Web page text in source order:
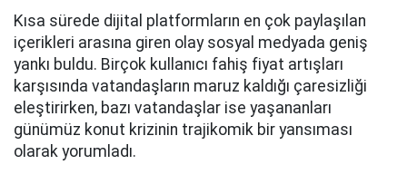
Kısa sürede dijital platformların en çok paylaşılan
içerikleri arasına giren olay sosyal medyada geniş
yankı buldu. Birçok kullanıcı fahiş fiyat artışları
karşısında vatandaşların maruz kaldığı çaresizliği
eleştirirken, bazı vatandaşlar ise yaşananları
günümüz konut krizinin trajikomik bir yansıması
olarak yorumladı.